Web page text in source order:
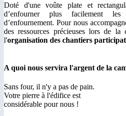
Doté d'une voûte plate et
d’enfourner plus facilement
d’enfournement. Pour nous
des ressources précieuses lors de
l'organisation des chantiers
A quoi nous servira l'argent de la
Sans four, il n'y a pas de pain.
Votre pierre à l'édifice est
considérable pour nous !